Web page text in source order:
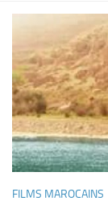
FILMS MAROCAINS